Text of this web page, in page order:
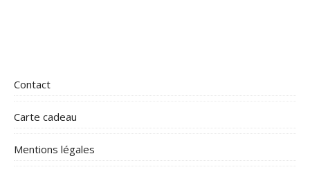
Contact
Carte cadeau
Mentions légales